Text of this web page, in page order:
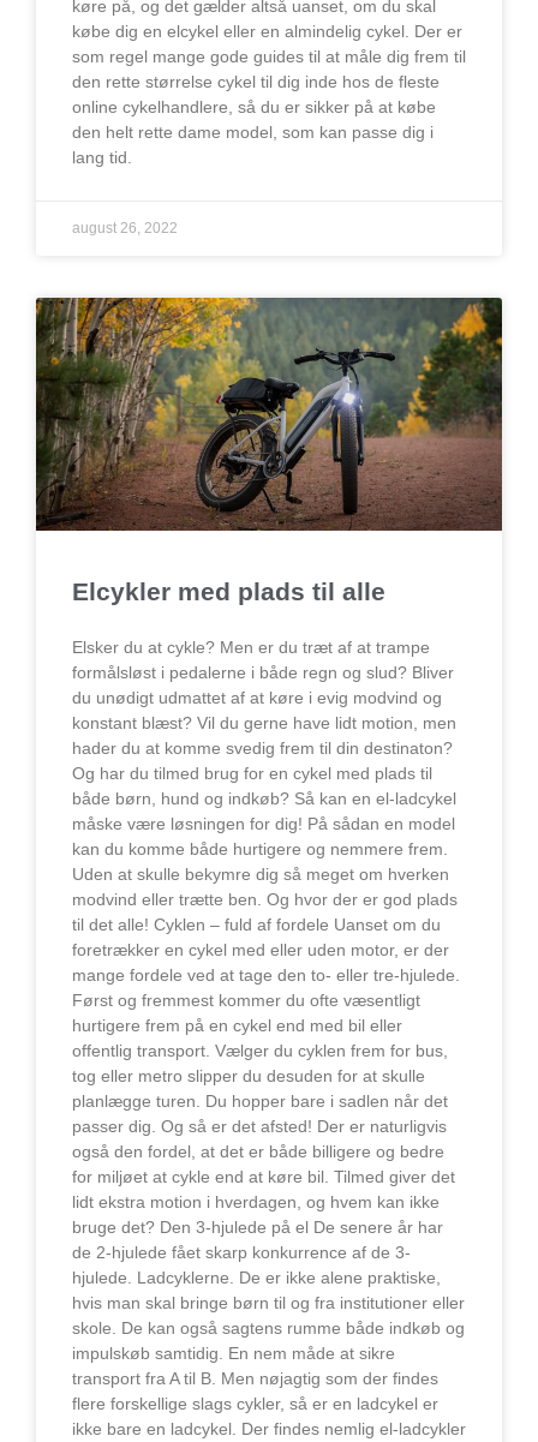
køre på, og det gælder altså uanset, om du skal
købe dig en elcykel eller en almindelig cykel. Der er
som regel mange gode guides til at måle dig frem til
den rette størrelse cykel til dig inde hos de fleste
online cykelhandlere, så du er sikker på at købe
den helt rette dame model, som kan passe dig i
lang tid.
august 26, 2022
Elcykler med plads til alle
Elsker du at cykle? Men er du træt af at trampe
formålsløst i pedalerne i både regn og slud? Bliver
du unødigt udmattet af at køre i evig modvind og
konstant blæst? Vil du gerne have lidt motion, men
hader du at komme svedig frem til din destinaton?
Og har du tilmed brug for en cykel med plads til
både børn, hund og indkøb? Så kan en el-ladcykel
måske være løsningen for dig! På sådan en model
kan du komme både hurtigere og nemmere frem.
Uden at skulle bekymre dig så meget om hverken
modvind eller trætte ben. Og hvor der er god plads
til det alle! Cyklen – fuld af fordele Uanset om du
foretrækker en cykel med eller uden motor, er der
mange fordele ved at tage den to- eller tre-hjulede.
Først og fremmest kommer du ofte væsentligt
hurtigere frem på en cykel end med bil eller
offentlig transport. Vælger du cyklen frem for bus,
tog eller metro slipper du desuden for at skulle
planlægge turen. Du hopper bare i sadlen når det
passer dig. Og så er det afsted! Der er naturligvis
også den fordel, at det er både billigere og bedre
for miljøet at cykle end at køre bil. Tilmed giver det
lidt ekstra motion i hverdagen, og hvem kan ikke
bruge det? Den 3-hjulede på el De senere år har
de 2-hjulede fået skarp konkurrence af de 3-
hjulede. Ladcyklerne. De er ikke alene praktiske,
hvis man skal bringe børn til og fra institutioner eller
skole. De kan også sagtens rumme både indkøb og
impulskøb samtidig. En nem måde at sikre
transport fra A til B. Men nøjagtig som der findes
flere forskellige slags cykler, så er en ladcykel er
ikke bare en ladcykel. Der findes nemlig el-ladcykler